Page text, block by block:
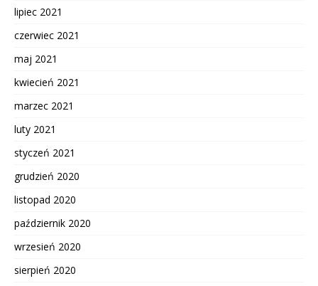
lipiec 2021
czerwiec 2021
maj 2021
kwiecień 2021
marzec 2021
luty 2021
styczeń 2021
grudzień 2020
listopad 2020
październik 2020
wrzesień 2020
sierpień 2020